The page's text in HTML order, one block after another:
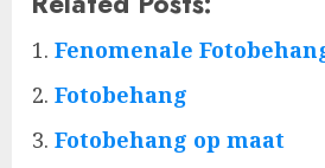
Fenomenale
Fotobehang
Fotobehang op maat